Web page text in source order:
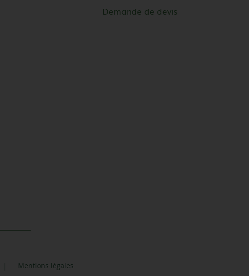
Demande de devis
Mentions légales